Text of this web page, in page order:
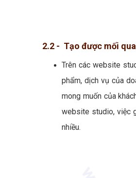
2.2 - Tạo được mối
Trên các website
phẩm, dịch vụ của
mong muốn của
website studio, việc
nhiều.